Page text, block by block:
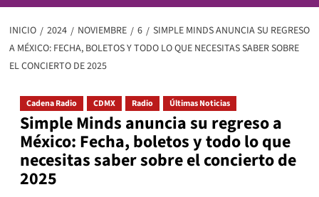
INICIO 2024 NOVIEMBRE 6
SIMPLE MINDS ANUNCIA SU REGRESO
A MÉXICO: FECHA, BOLETOS Y TODO LO QUE NECESITAS SABER SOBRE
EL CONCIERTO DE 2025
Cadena Radio CDMX Radio Últimas Noticias
Simple Minds anuncia su regreso a
México: Fecha, boletos y todo lo que
necesitas saber sobre el concierto de
2025